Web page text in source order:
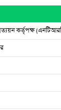
কর্তৃপক্ষ